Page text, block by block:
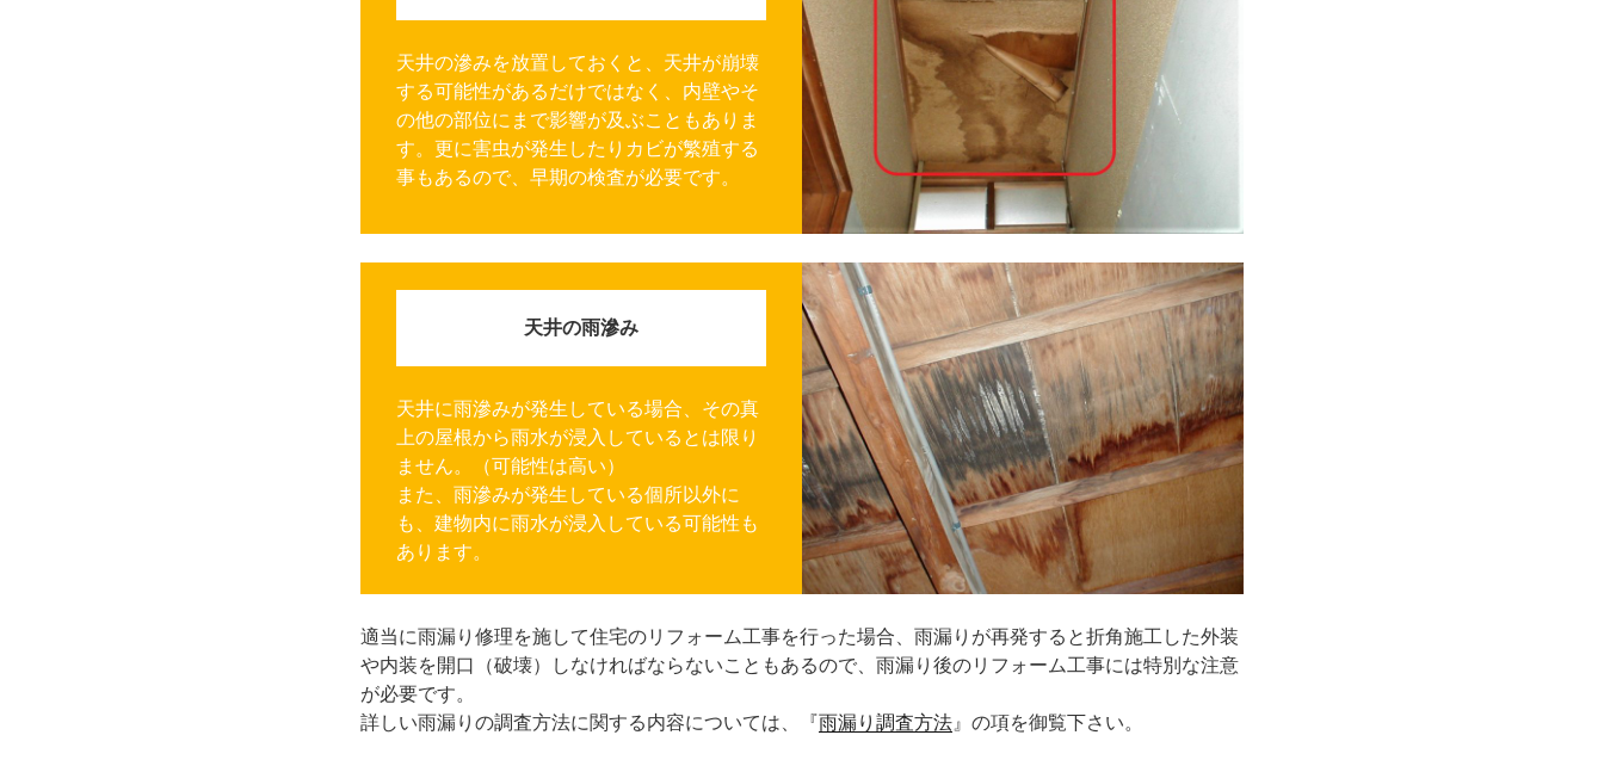
天井の滲みを放置しておくと、天井が崩壊
する可能性があるだけではなく、内壁やそ
の他の部位にまで影響が及ぶこともありま
す。更に害虫が発生したりカビが繁殖する
事もあるので、早期の検査が必要です。
天井の雨滲み
天井に雨滲みが発生している場合、その真
上の屋根から雨水が浸入しているとは限り
ません。（可能性は高い）
また、雨滲みが発生している個所以外に
も、建物内に雨水が浸入している可能性も
あります。
適当に雨漏り修理を施して住宅のリフォーム工事を行った場合、雨漏りが再発すると折角施工した外装
や内装を開口（破壊）しなければならないこともあるので、雨漏り後のリフォーム工事には特別な注意
が必要です。
詳しい雨漏りの調査方法に関する内容については、『雨漏り調査方法 』の項を御覧下さい。